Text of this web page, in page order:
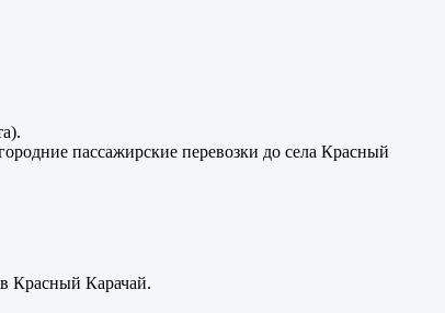
пассажирские перевозки до села Красный
Красный Карачай.